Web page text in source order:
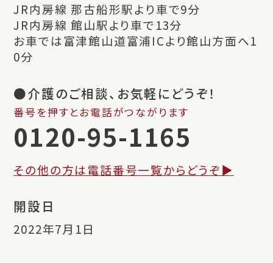
JR内房線 那古船形駅より車で9分
JR内房線 館山駅より車で13分
お車では富津館山道富浦ICより館山方面へ1
0分
●介護のご相談、お気軽にどうぞ！
番号を押すとお電話がつながります
0120-95-1165
その他の方は電話番号一覧からどうぞ▶︎
開設日
2022年7月1日